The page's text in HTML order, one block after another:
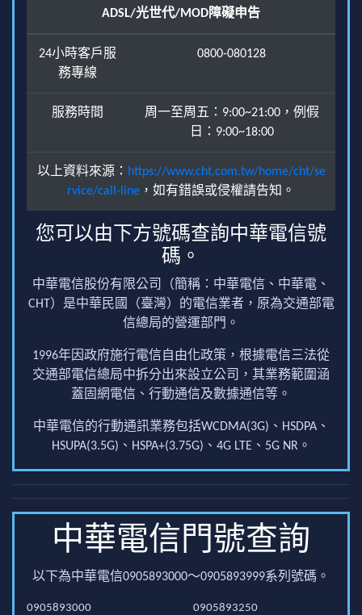
ADSL/光世代/MOD障礙申告
24小時客戶服
務專線
0800-080128
服務時間
周一至周五：9:00~21:00，例假
日：9:00~18:00
以上資料來源： https://www.cht.com.tw/home/cht/se
rvice/call-line ，如有錯誤或侵權請告知。
您可以由下方號碼查詢中華電信號
碼。
中華電信股份有限公司（簡稱：中華電信、中華電、
CHT）是中華民國（臺灣）的電信業者，原為交通部電
信總局的營運部門。
1996年因政府施行電信自由化政策，根據電信三法從
交通部電信總局中拆分出來設立公司，其業務範圍涵
蓋固網電信、行動通信及數據通信等。
中華電信的行動通訊業務包括WCDMA(3G)、HSDPA、
HSUPA(3.5G)、HSPA+(3.75G)、4G LTE、5G NR。
中華電信門號查詢
以下為中華電信0905893000～0905893999系列號碼。
0905893000 0905893250